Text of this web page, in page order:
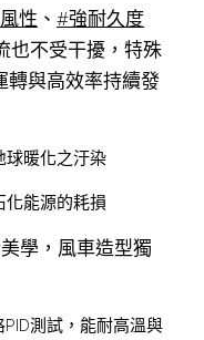
性 、 #強耐久度
也不受干擾，特殊
轉與高效率持續發
球暖化之汙染
能源的耗損
學，風車造型獨
測試，能耐高溫與